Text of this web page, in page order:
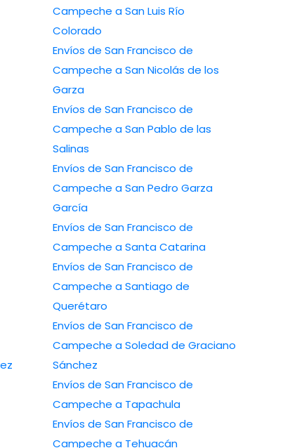
Campeche a San Luis Río
Colorado
Envíos de San Francisco de
Campeche a San Nicolás de los
Garza
Envíos de San Francisco de
Campeche a San Pablo de las
Salinas
Envíos de San Francisco de
Campeche a San Pedro Garza
García
Envíos de San Francisco de
Campeche a Santa Catarina
Envíos de San Francisco de
Campeche a Santiago de
Querétaro
Envíos de San Francisco de
Campeche a Soledad de Graciano
Sánchez
Envíos de San Francisco de
Campeche a Tapachula
Envíos de San Francisco de
Campeche a Tehuacán